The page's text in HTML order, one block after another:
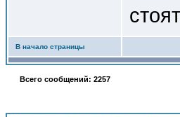
В начало страницы
Всего сообщений: 2257